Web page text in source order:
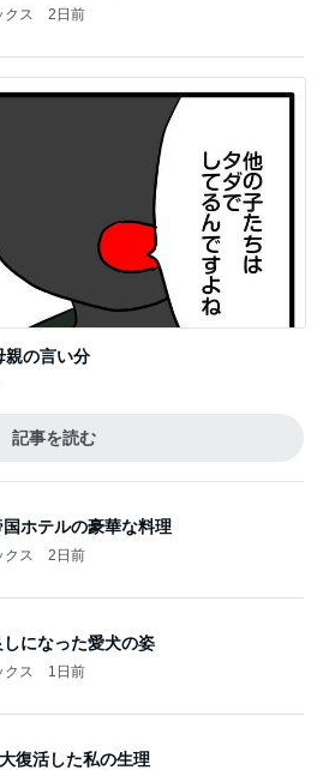
ス 2日前
親の言い分
記事を読む
ホテルの豪華な料理
ス 2日前
になった愛犬の姿
ス 1日前
復活した私の生理